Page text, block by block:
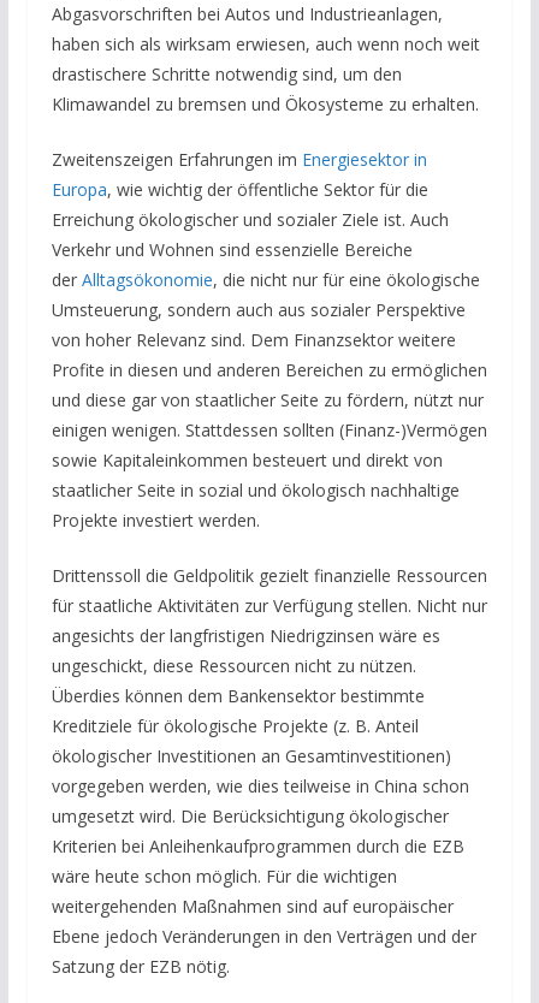
Abgasvorschriften bei Autos und Industrieanlagen,
haben sich als wirksam erwiesen, auch wenn noch weit
drastischere Schritte notwendig sind, um den
Klimawandel zu bremsen und Ökosysteme zu erhalten.
Zweitenszeigen Erfahrungen im Energiesektor in
Europa, wie wichtig der öffentliche Sektor für die
Erreichung ökologischer und sozialer Ziele ist. Auch
Verkehr und Wohnen sind essenzielle Bereiche
der Alltagsökonomie, die nicht nur für eine ökologische
Umsteuerung, sondern auch aus sozialer Perspektive
von hoher Relevanz sind. Dem Finanzsektor weitere
Profite in diesen und anderen Bereichen zu ermöglichen
und diese gar von staatlicher Seite zu fördern, nützt nur
einigen wenigen. Stattdessen sollten (Finanz-)Vermögen
sowie Kapitaleinkommen besteuert und direkt von
staatlicher Seite in sozial und ökologisch nachhaltige
Projekte investiert werden.
Drittenssoll die Geldpolitik gezielt finanzielle Ressourcen
für staatliche Aktivitäten zur Verfügung stellen. Nicht nur
angesichts der langfristigen Niedrigzinsen wäre es
ungeschickt, diese Ressourcen nicht zu nützen.
Überdies können dem Bankensektor bestimmte
Kreditziele für ökologische Projekte (z. B. Anteil
ökologischer Investitionen an Gesamtinvestitionen)
vorgegeben werden, wie dies teilweise in China schon
umgesetzt wird. Die Berücksichtigung ökologischer
Kriterien bei Anleihenkaufprogrammen durch die EZB
wäre heute schon möglich. Für die wichtigen
weitergehenden Maßnahmen sind auf europäischer
Ebene jedoch Veränderungen in den Verträgen und der
Satzung der EZB nötig.